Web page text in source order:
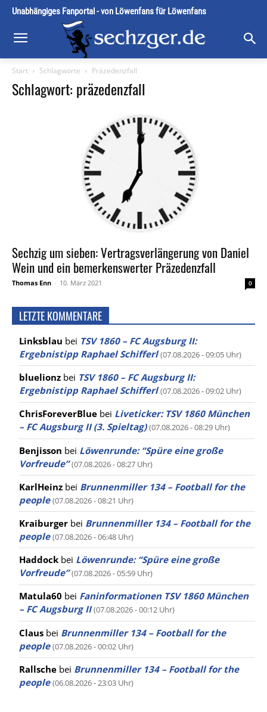
Unabhängiges Fanportal - von Löwenfans für Löwenfans
Start Schlagworte Präzedenzfall
Schlagwort: präzedenzfall
Sechzig um sieben: Vertragsverlängerung von Daniel
Wein und ein bemerkenswerter Präzedenzfall
Thomas Enn - 10. März 2021 0
LETZTE KOMMENTARE
Linksblau bei TSV 1860 – FC Augsburg II:
Ergebnistipp Raphael Schifferl (07.08.2026 - 09:05 Uhr)
bluelionz bei TSV 1860 – FC Augsburg II:
Ergebnistipp Raphael Schifferl (07.08.2026 - 09:02 Uhr)
ChrisForeverBlue bei Liveticker: TSV 1860 München
– FC Augsburg II (3. Spieltag) (07.08.2026 - 08:29 Uhr)
Benjisson bei Löwenrunde: “Spüre eine große
Vorfreude” (07.08.2026 - 08:27 Uhr)
KarlHeinz bei Brunnenmiller 134 – Football for the
people (07.08.2026 - 08:21 Uhr)
Kraiburger bei Brunnenmiller 134 – Football for the
people (07.08.2026 - 06:48 Uhr)
Haddock bei Löwenrunde: “Spüre eine große
Vorfreude” (07.08.2026 - 05:59 Uhr)
Matula60 bei Faninformationen TSV 1860 München
– FC Augsburg II (07.08.2026 - 00:12 Uhr)
Claus bei Brunnenmiller 134 – Football for the
people (07.08.2026 - 00:02 Uhr)
Rallsche bei Brunnenmiller 134 – Football for the
people (06.08.2026 - 23:03 Uhr)